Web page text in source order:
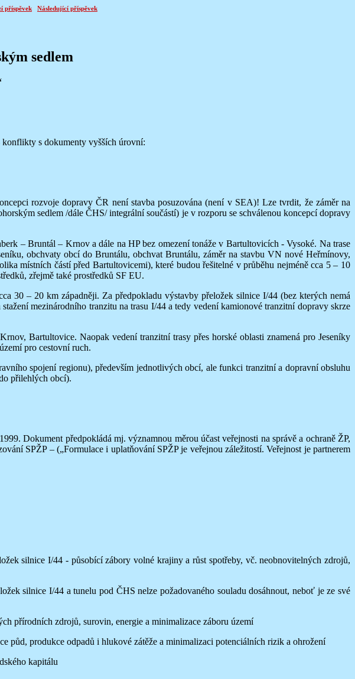
příspěvek Následující příspěvek
sedlem
s dokumenty vyšších úrovní:
rozvoje dopravy ČR není stavba posuzována (není v SEA)! Lze tvrdit, že záměr na
sedlem /dále ČHS/ integrální součástí) je v rozporu se schválenou koncepcí dopravy
– Bruntál – Krnov a dále na HP bez omezení tonáže v Bartultovicích - Vysoké. Na trase
obchvaty obcí do Bruntálu, obchvat Bruntálu, záměr na stavbu VN nové Heřmínovy,
místních částí před Bartultovicemi), které budou řešitelné v průběhu nejméně cca 5 – 10
zřejmě také prostředků SF EU.
30 – 20 km západněji. Za předpokladu výstavby přeložek silnice I/44 (bez kterých nemá
mezinárodního tranzitu na trasu I/44 a tedy vedení kamionové tranzitní dopravy skrze
Bartultovice. Naopak vedení tranzitní trasy přes horské oblasti znamená pro Jeseníky
pro cestovní ruch.
spojení regionu), především jednotlivých obcí, ale funkci tranzitní a dopravní obsluhu
přilehlých obcí).
Dokument předpokládá mj. významnou měrou účast veřejnosti na správě a ochraně ŽP,
SPŽP – („Formulace i uplatňování SPŽP je veřejnou záležitostí. Veřejnost je partnerem
silnice I/44 - působící zábory volné krajiny a růst spotřeby, vč. neobnovitelných zdrojů,
silnice I/44 a tunelu pod ČHS nelze požadovaného souladu dosáhnout, neboť je ze své
přírodních zdrojů, surovin, energie a minimalizace záboru území
produkce odpadů i hlukové zátěže a minimalizaci potenciálních rizik a ohrožení
kapitálu